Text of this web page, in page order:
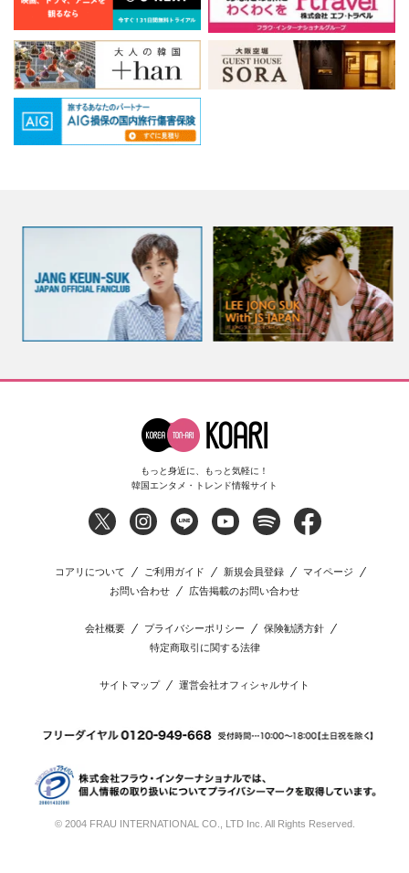
もっと身近に、もっと気軽に！
韓国エンタメ・トレンド情報サイト
コアリについて ご利用ガイド 新規会員登録
マイページ
お問い合わせ
広告掲載のお問い合わせ
会社概要 プライバシーポリシー
保険勧誘方針
特定商取引に関する法律
サイトマップ 運営会社オフィシャルサイト
© 2004 FRAU INTERNATIONAL CO., LTD Inc. All Rights Reserved.